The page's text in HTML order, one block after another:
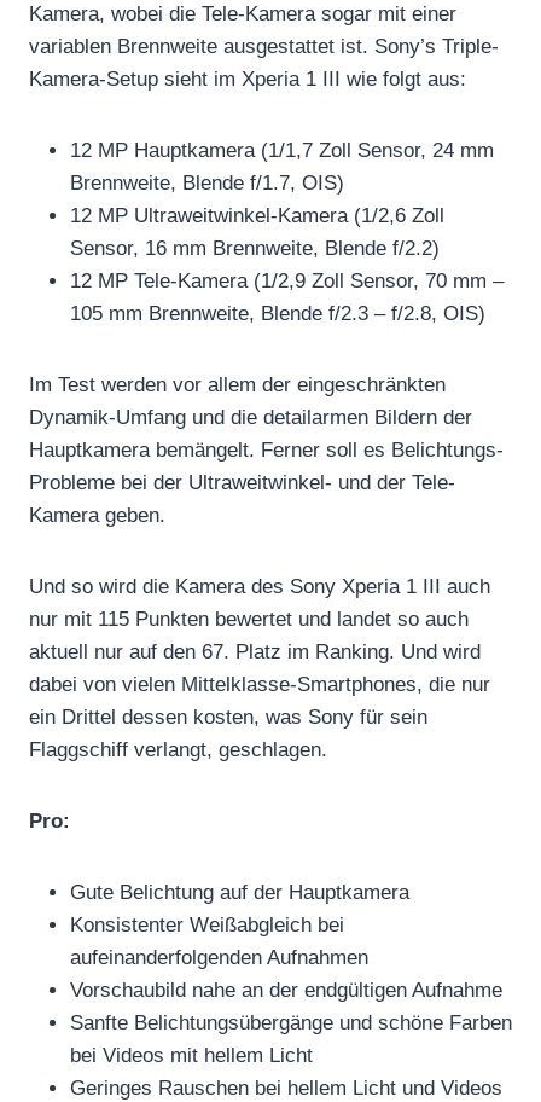
Kamera, wobei die Tele-Kamera sogar mit einer
variablen Brennweite ausgestattet ist. Sony’s Triple-
Kamera-Setup sieht im Xperia 1 III wie folgt aus:
12 MP Hauptkamera (1/1,7 Zoll Sensor, 24 mm
Brennweite, Blende f/1.7, OIS)
12 MP Ultraweitwinkel-Kamera (1/2,6 Zoll
Sensor, 16 mm Brennweite, Blende f/2.2)
12 MP Tele-Kamera (1/2,9 Zoll Sensor, 70 mm –
105 mm Brennweite, Blende f/2.3 – f/2.8, OIS)
Im Test werden vor allem der eingeschränkten
Dynamik-Umfang und die detailarmen Bildern der
Hauptkamera bemängelt. Ferner soll es Belichtungs-
Probleme bei der Ultraweitwinkel- und der Tele-
Kamera geben.
Und so wird die Kamera des Sony Xperia 1 III auch
nur mit 115 Punkten bewertet und landet so auch
aktuell nur auf den 67. Platz im Ranking. Und wird
dabei von vielen Mittelklasse-Smartphones, die nur
ein Drittel dessen kosten, was Sony für sein
Flaggschiff verlangt, geschlagen.
Pro:
Gute Belichtung auf der Hauptkamera
Konsistenter Weißabgleich bei
aufeinanderfolgenden Aufnahmen
Vorschaubild nahe an der endgültigen Aufnahme
Sanfte Belichtungsübergänge und schöne Farben
bei Videos mit hellem Licht
Geringes Rauschen bei hellem Licht und Videos